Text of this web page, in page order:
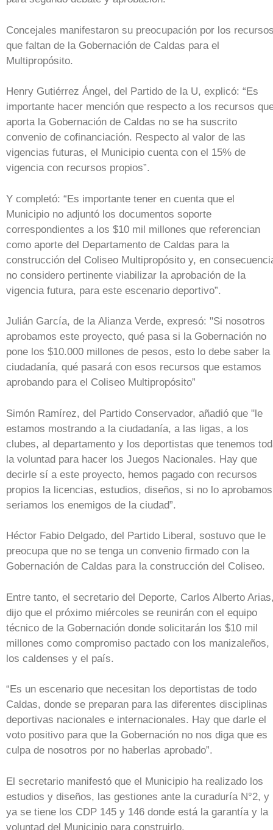
Concejales manifestaron su preocupación por los
que faltan de la Gobernación de Caldas para el
Multipropósito.
Henry Gutiérrez Ángel, del Partido de la U, explicó: “Es
importante hacer mención que respecto a los recursos
aporta la Gobernación de Caldas no se ha suscrito
convenio de cofinanciación. Respecto al valor de las
vigencias futuras, el Municipio cuenta con el 15% de
vigencia con recursos propios”.
Y completó: “Es importante tener en cuenta que el
Municipio no adjuntó los documentos soporte
correspondientes a los $10 mil millones que referencian
como aporte del Departamento de Caldas para la
construcción del Coliseo Multipropósito y, en
no considero pertinente viabilizar la aprobación de la
vigencia futura, para este escenario deportivo”.
Julián García, de la Alianza Verde, expresó: "Si nosotros
aprobamos este proyecto, qué pasa si la Gobernación no
pone los $10.000 millones de pesos, esto lo debe saber la
ciudadanía, qué pasará con esos recursos que estamos
aprobando para el Coliseo Multipropósito”
Simón Ramírez, del Partido Conservador, añadió que "le
estamos mostrando a la ciudadanía, a las ligas, a los
clubes, al departamento y los deportistas que tenemos
la voluntad para hacer los Juegos Nacionales. Hay que
decirle sí a este proyecto, hemos pagado con recursos
propios la licencias, estudios, diseños, si no lo aprobamos
seriamos los enemigos de la ciudad”.
Héctor Fabio Delgado, del Partido Liberal, sostuvo que le
preocupa que no se tenga un convenio firmado con la
Gobernación de Caldas para la construcción del Coliseo.
Entre tanto, el secretario del Deporte, Carlos Alberto
dijo que el próximo miércoles se reunirán con el equipo
técnico de la Gobernación donde solicitarán los $10 mil
millones como compromiso pactado con los manizaleños,
los caldenses y el país.
“Es un escenario que necesitan los deportistas de todo
Caldas, donde se preparan para las diferentes disciplinas
deportivas nacionales e internacionales. Hay que darle el
voto positivo para que la Gobernación no nos diga que es
culpa de nosotros por no haberlas aprobado”.
El secretario manifestó que el Municipio ha realizado los
estudios y diseños, las gestiones ante la curaduría N°2, y
ya se tiene los CDP 145 y 146 donde está la garantía y la
voluntad del Municipio para construirlo.